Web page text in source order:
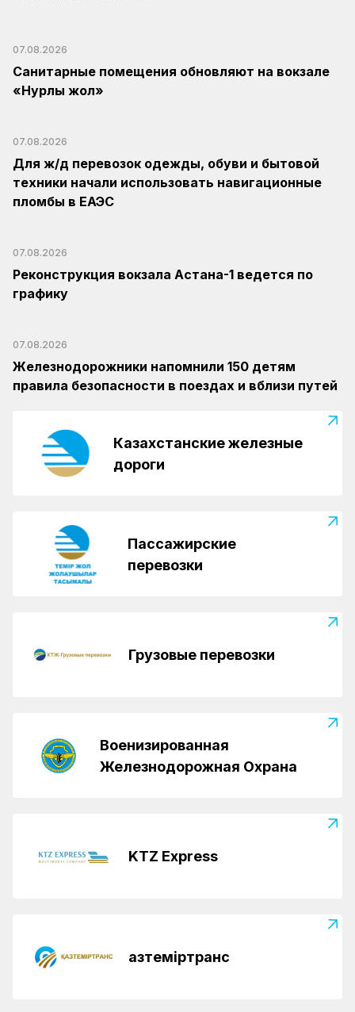
07.08.2026
Санитарные помещения обновляют на вокзале
«Нурлы жол»
07.08.2026
Для ж/д перевозок одежды, обуви и бытовой
техники начали использовать навигационные
пломбы в ЕАЭС
07.08.2026
Реконструкция вокзала Астана-1 ведется по
графику
07.08.2026
Железнодорожники напомнили 150 детям
правила безопасности в поездах и вблизи путей
Казахстанские железные
дороги
Пассажирские
перевозки
Грузовые перевозки
Военизированная
Железнодорожная Охрана
KTZ Express
Қазтеміртранс